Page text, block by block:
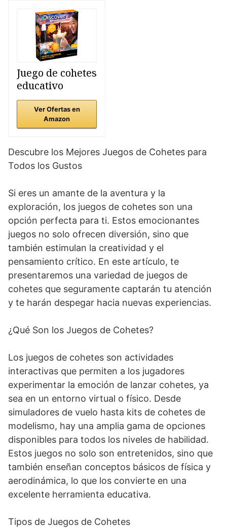
Juego de cohetes
educativo
Ver Ofertas en
Amazon
Descubre los Mejores Juegos de Cohetes para
Todos los Gustos
Si eres un amante de la aventura y la
exploración, los juegos de cohetes son una
opción perfecta para ti. Estos emocionantes
juegos no solo ofrecen diversión, sino que
también estimulan la creatividad y el
pensamiento crítico. En este artículo, te
presentaremos una variedad de juegos de
cohetes que seguramente captarán tu atención
y te harán despegar hacia nuevas experiencias.
¿Qué Son los Juegos de Cohetes?
Los juegos de cohetes son actividades
interactivas que permiten a los jugadores
experimentar la emoción de lanzar cohetes, ya
sea en un entorno virtual o físico. Desde
simuladores de vuelo hasta kits de cohetes de
modelismo, hay una amplia gama de opciones
disponibles para todos los niveles de habilidad.
Estos juegos no solo son entretenidos, sino que
también enseñan conceptos básicos de física y
aerodinámica, lo que los convierte en una
excelente herramienta educativa.
Tipos de Juegos de Cohetes